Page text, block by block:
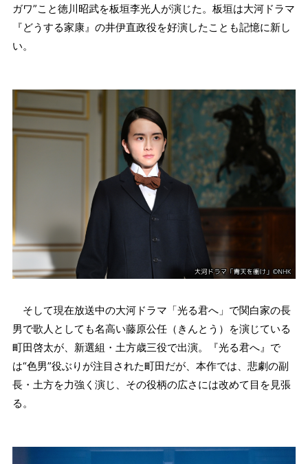
ガワ”こと徳川昭武を板垣李光人が演じた。板垣は大河ドラマ
『どうする家康』の井伊直政役を好演したことも記憶に新し
い。
そして現在放送中の大河ドラマ「光る君へ」で関白家の長
男で歌人としても名高い藤原公任（きんとう）を演じている
町田啓太が、新選組・土方歳三役で出演。『光る君へ』で
は“色男”役ぶりが注目された町田だが、本作では、悲劇の副
長・土方を力強く演じ、その役柄の広さには改めて目を見張
る。